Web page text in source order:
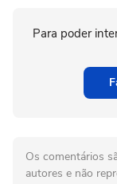
Para poder
Os comentários
autores e não